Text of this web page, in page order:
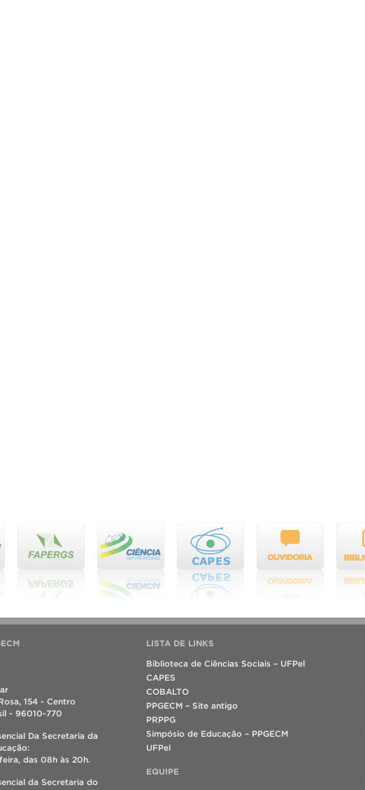
154 - Centro
- 96010-770
Da Secretaria da
das 08h às 20h.
da Secretaria do
LISTA DE LINKS
Biblioteca de Ciências Sociais – UFPel
CAPES
COBALTO
PPGECM – Site antigo
PRPPG
Simpósio de Educação – PPGECM
UFPel
EQUIPE